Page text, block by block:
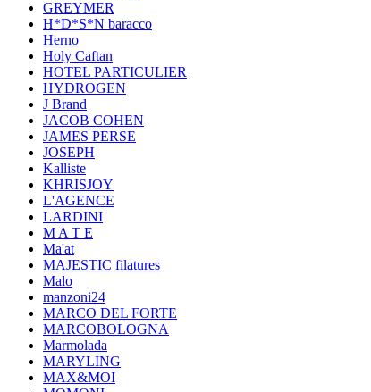
GREYMER
H*D*S*N baracco
Herno
Holy Caftan
HOTEL PARTICULIER
HYDROGEN
J Brand
JACOB COHEN
JAMES PERSE
JOSEPH
Kalliste
KHRISJOY
L'AGENCE
LARDINI
M A T E
Ma'at
MAJESTIC filatures
Malo
manzoni24
MARCO DEL FORTE
MARCOBOLOGNA
Marmolada
MARYLING
MAX&MOI